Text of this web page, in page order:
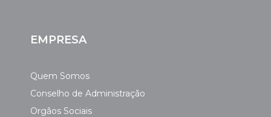
EMPRESA
Quem Somos
Conselho de Administração
Orgãos Sociais